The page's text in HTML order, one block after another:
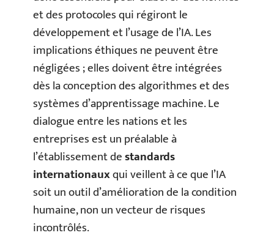
et des protocoles qui régiront le
développement et l’usage de l’IA. Les
implications éthiques ne peuvent être
négligées ; elles doivent être intégrées
dès la conception des algorithmes et des
systèmes d’apprentissage machine. Le
dialogue entre les nations et les
entreprises est un préalable à
l’établissement destandards
internationauxqui veillent à ce que l’IA
soit un outil d’amélioration de la condition
humaine, non un vecteur de risques
incontrôlés.